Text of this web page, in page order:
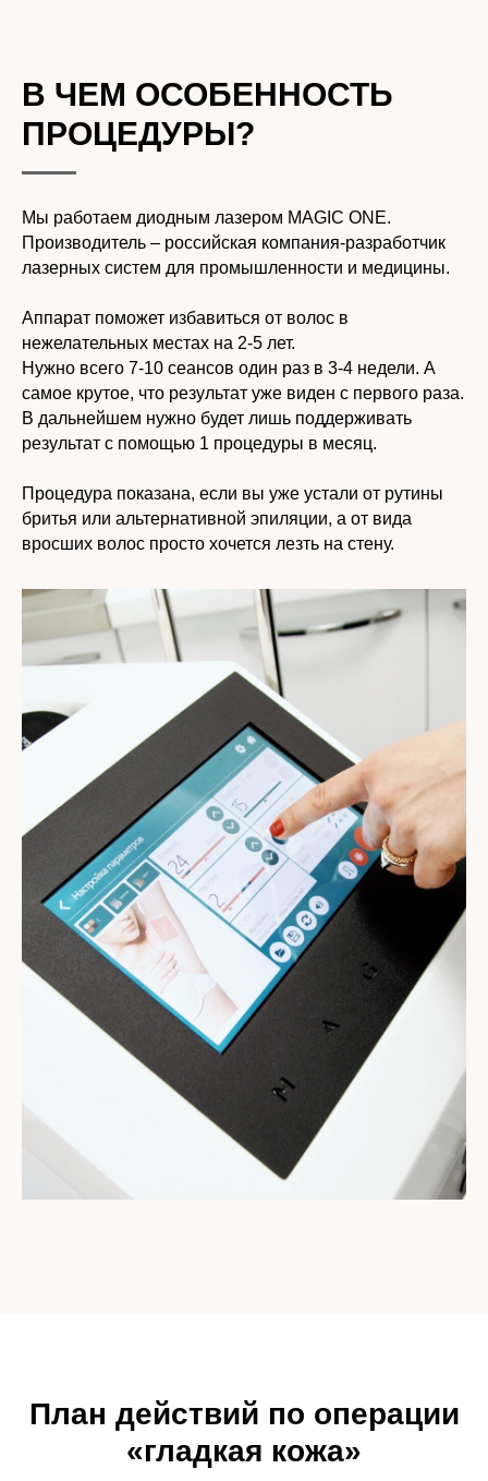
В ЧЕМ ОСОБЕННОСТЬ
ПРОЦЕДУРЫ?
Мы работаем диодным лазером MAGIC ONE.
Производитель – российская компания-разработчик
лазерных систем для промышленности и медицины.
Аппарат поможет избавиться от волос в
нежелательных местах на 2-5 лет.
Нужно всего 7-10 сеансов один раз в 3-4 недели. А
самое крутое, что результат уже виден с первого раза.
В дальнейшем нужно будет лишь поддерживать
результат с помощью 1 процедуры в месяц.
Процедура показана, если вы уже устали от рутины
бритья или альтернативной эпиляции, а от вида
вросших волос просто хочется лезть на стену.
План действий по операции
«гладкая кожа»